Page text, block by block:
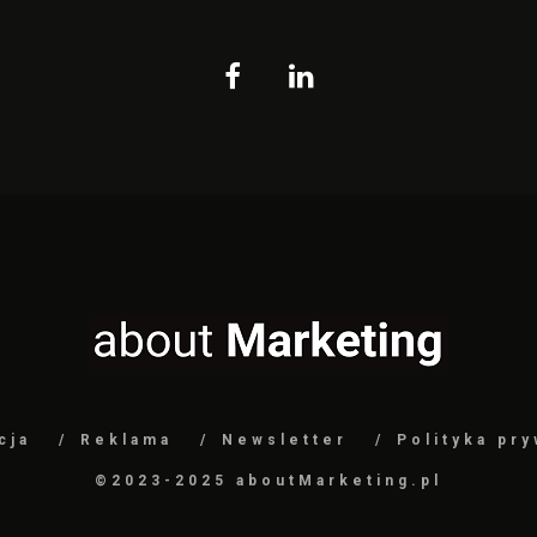
Reklama Newsletter Polityka
©2023-2025 aboutMarketing.pl